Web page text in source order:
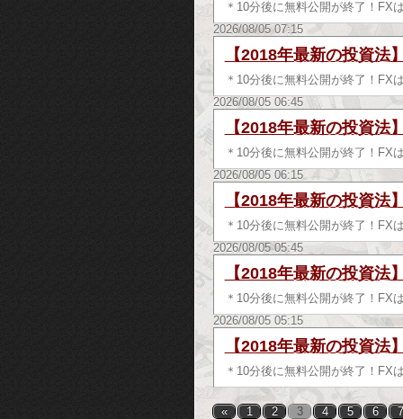
＊10分後に無料公開が終了！FX
2026/08/05 07:15
【2018年最新の投資
＊10分後に無料公開が終了！FX
2026/08/05 06:45
【2018年最新の投資
＊10分後に無料公開が終了！FX
2026/08/05 06:15
【2018年最新の投資
＊10分後に無料公開が終了！FX
2026/08/05 05:45
【2018年最新の投資
＊10分後に無料公開が終了！FX
2026/08/05 05:15
【2018年最新の投資
＊10分後に無料公開が終了！FX
« 1 2 3 4 5 6 7